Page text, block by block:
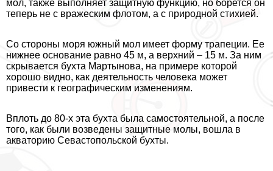
мол, также выполняет защитную функцию, но борется он
теперь не с вражеским флотом, а с природной стихией.
Со стороны моря южный мол имеет форму трапеции. Ее
нижнее основание равно 45 м, а верхний – 15 м. За ним
скрывается бухта Мартынова, на примере которой
хорошо видно, как деятельность человека может
привести к географическим изменениям.
Вплоть до 80-х эта бухта была самостоятельной, а после
того, как были возведены защитные молы, вошла в
акваторию Севастопольской бухты.